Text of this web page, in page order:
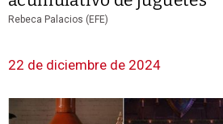
Rebeca Palacios (EFE)
22 de diciembre de 2024